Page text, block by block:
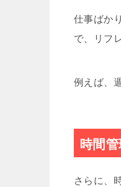
仕事ばか
で、リフ
例えば、
時間
さらに、